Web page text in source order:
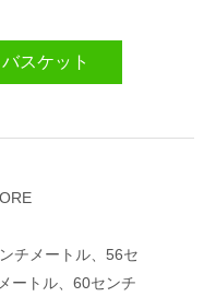
バスケット
チメートル、56セ
ートル、60センチ